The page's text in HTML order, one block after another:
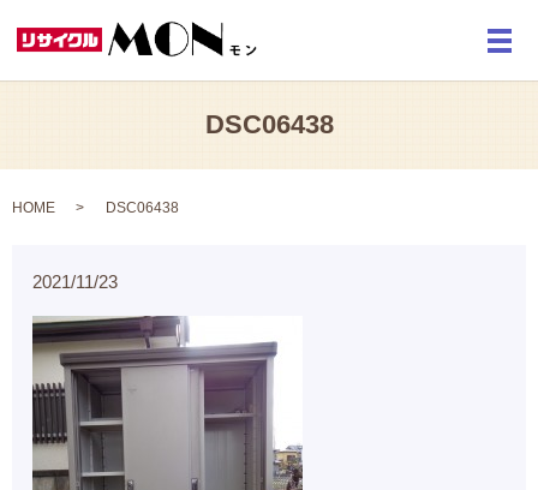
メ
DSC06438
HOME DSC06438
2021/11/23